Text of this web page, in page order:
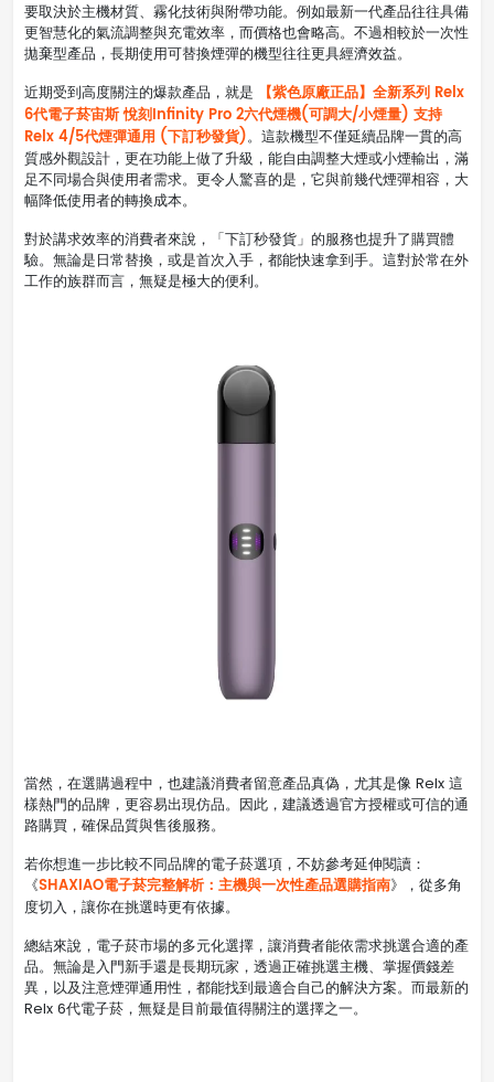
要取決於主機材質、霧化技術與附帶功能。例如最新一代產品往往具備
更智慧化的氣流調整與充電效率，而價格也會略高。不過相較於一次性
拋棄型產品，長期使用可替換煙彈的機型往往更具經濟效益。
近期受到高度關注的爆款產品，就是
【紫色原廠正品】全新系列 Relx
6代電子菸宙斯 悅刻Infinity Pro 2六代煙機(可調大/小煙量) 支持
Relx 4/5代煙彈通用 (下訂秒發貨)。這款機型不僅延續品牌一貫的高
質感外觀設計，更在功能上做了升級，能自由調整大煙或小煙輸出，滿
足不同場合與使用者需求。更令人驚喜的是，它與前幾代煙彈相容，大
幅降低使用者的轉換成本。
對於講求效率的消費者來說，「下訂秒發貨」的服務也提升了購買體
驗。無論是日常替換，或是首次入手，都能快速拿到手。這對於常在外
工作的族群而言，無疑是極大的便利。
當然，在選購過程中，也建議消費者留意產品真偽，尤其是像 Relx 這
樣熱門的品牌，更容易出現仿品。因此，建議透過官方授權或可信的通
路購買，確保品質與售後服務。
若你想進一步比較不同品牌的電子菸選項，不妨參考延伸閱讀：
《SHAXIAO電子菸完整解析：主機與一次性產品選購指南》，從多角
度切入，讓你在挑選時更有依據。
總結來說，電子菸市場的多元化選擇，讓消費者能依需求挑選合適的產
品。無論是入門新手還是長期玩家，透過正確挑選主機、掌握價錢差
異，以及注意煙彈通用性，都能找到最適合自己的解決方案。而最新的
Relx 6代電子菸，無疑是目前最值得關注的選擇之一。